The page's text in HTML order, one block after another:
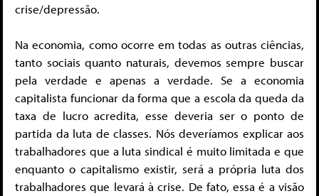
crise/depressão.
Na economia, como ocorre em todas as outras ciências,
tanto sociais quanto naturais, devemos sempre buscar
pela verdade e apenas a verdade. Se a economia
capitalista funcionar da forma que a escola da queda da
taxa de lucro acredita, esse deveria ser o ponto de
partida da luta de classes. Nós deveríamos explicar aos
trabalhadores que a luta sindical é muito limitada e que
enquanto o capitalismo existir, será a própria luta dos
trabalhadores que levará à crise. De fato, essa é a visão